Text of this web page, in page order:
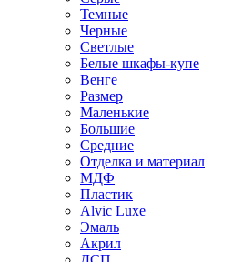
Темные
Черные
Светлые
Белые шкафы-купе
Венге
Размер
Маленькие
Большие
Средние
Отделка и материал
МДФ
Пластик
Alvic Luxe
Эмаль
Акрил